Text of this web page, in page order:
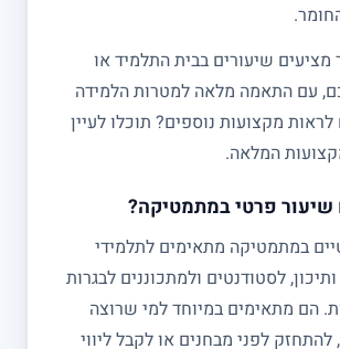
שיעורים בבית התלמיד או
עם התאמה מלאה למטרות הלמידה
מקצועות נוספים? תוכלו לעיין
המלאה.
פרטי במתמטיקה?
במתמטיקה מתאימים לתלמידי
לסטודנטים ולמתכוננים לבגרות
יחידות. הם מתאימים במיוחד למי שרוצה
להתחזק לפני מבחנים או לקבל ליווי